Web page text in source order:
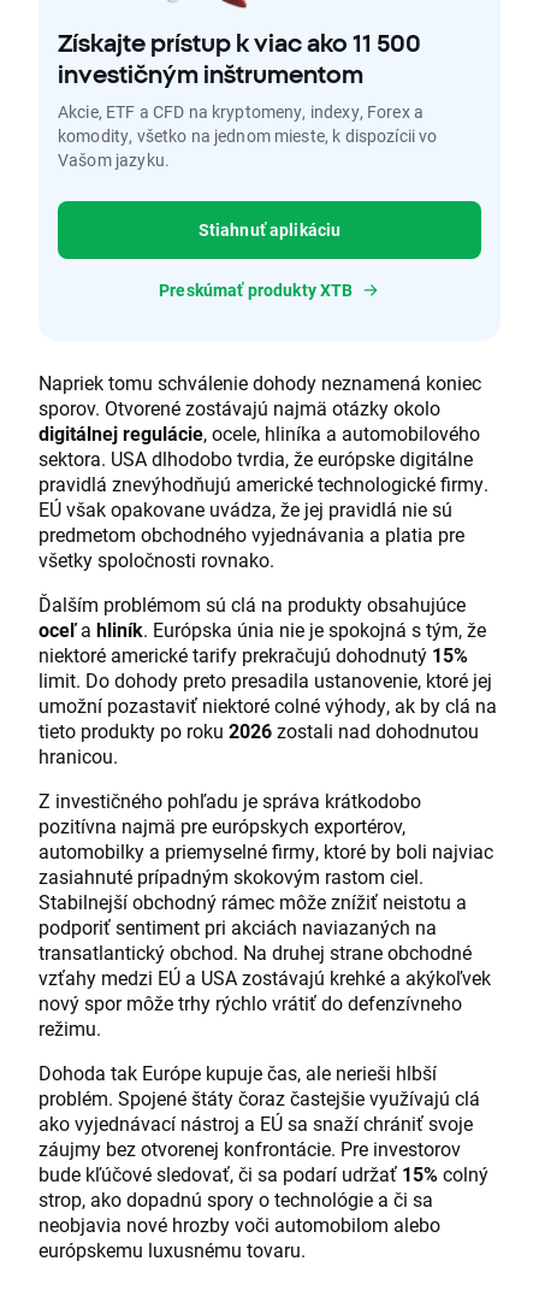
Získajte prístup k viac ako 11 500
investičným inštrumentom
Akcie, ETF a CFD na kryptomeny, indexy, Forex a
komodity, všetko na jednom mieste, k dispozícii vo
Vašom jazyku.
Stiahnuť aplikáciu
Preskúmať produkty XTB
Napriek tomu schválenie dohody neznamená koniec
sporov. Otvorené zostávajú najmä otázky okolo
digitálnej regulácie, ocele, hliníka a automobilového
sektora. USA dlhodobo tvrdia, že európske digitálne
pravidlá znevýhodňujú americké technologické firmy.
EÚ však opakovane uvádza, že jej pravidlá nie sú
predmetom obchodného vyjednávania a platia pre
všetky spoločnosti rovnako.
Ďalším problémom sú clá na produkty obsahujúce
oceľa hliník. Európska únia nie je spokojná s tým, že
niektoré americké tarify prekračujú dohodnutý 15%
limit. Do dohody preto presadila ustanovenie, ktoré jej
umožní pozastaviť niektoré colné výhody, ak by clá na
tieto produkty po roku 2026zostali nad dohodnutou
hranicou.
Z investičného pohľadu je správa krátkodobo
pozitívna najmä pre európskych exportérov,
automobilky a priemyselné firmy, ktoré by boli najviac
zasiahnuté prípadným skokovým rastom ciel.
Stabilnejší obchodný rámec môže znížiť neistotu a
podporiť sentiment pri akciách naviazaných na
transatlantický obchod. Na druhej strane obchodné
vzťahy medzi EÚ a USA zostávajú krehké a akýkoľvek
nový spor môže trhy rýchlo vrátiť do defenzívneho
režimu.
Dohoda tak Európe kupuje čas, ale nerieši hlbší
problém. Spojené štáty čoraz častejšie využívajú clá
ako vyjednávací nástroj a EÚ sa snaží chrániť svoje
záujmy bez otvorenej konfrontácie. Pre investorov
bude kľúčové sledovať, či sa podarí udržať 15%colný
strop, ako dopadnú spory o technológie a či sa
neobjavia nové hrozby voči automobilom alebo
európskemu luxusnému tovaru.